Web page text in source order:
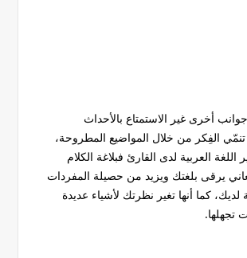
أخرى غير الاستمتاع بالأحداث
تنمّي الفِكر من خلال المواضيع المطروحة،
العربية لدى القارئ فبلاغة الكلام
يرقى بلغتك ويزيد من حصيلة المفردات
لديك، كما أنها تغير نظرتك لأشياء عديدة
تجهلها.